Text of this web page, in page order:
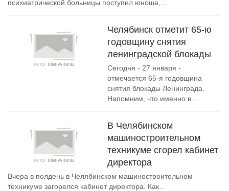
психиатрической больницы поступил юноша,...
Челябинск отметит 65-ю
годовщину снятия
ленинградской блокады
Сегодня - 27 января -
отмечается 65-я годовщина
снятия блокады Ленинграда.
Напомним, что именно в...
В Челябинском
машиностроительном
техникуме сгорел кабинет
директора
Вчера в полдень в Челябинском машиностроительном
техникуме загорелся кабинет директора. Как...